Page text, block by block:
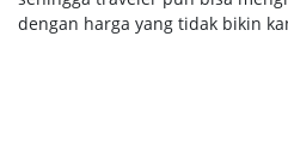
dengan harga yang tidak bikin